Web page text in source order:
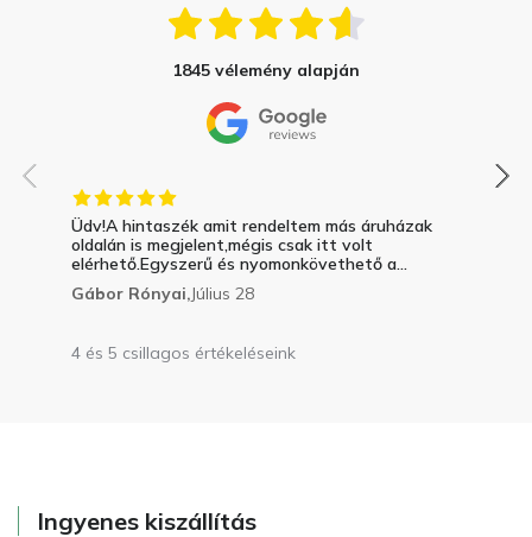
1845 vélemény alapján
Üdv!A hintaszék amit rendeltem más áruházak
oldalán is megjelent,mégis csak itt volt
elérhető.Egyszerű és nyomonkövethető a...
Gábor Rónyai,Július 28
4 és 5 csillagos értékeléseink
Ingyenes kiszállítás